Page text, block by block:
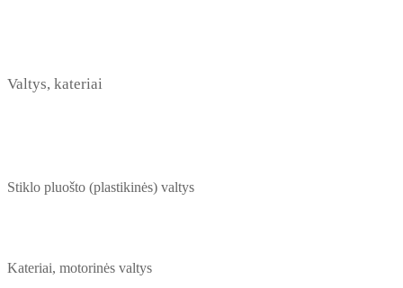
Valtys, kateriai
Stiklo pluošto (plastikinės) valtys
Kateriai, motorinės valtys